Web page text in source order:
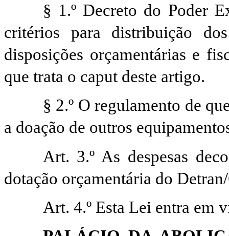
§ 1.º Decreto do Poder
critérios para distribuição
disposições orçamentárias e
que trata o caput deste artigo.
§ 2.º O regulamento de
a doação de outros
Art. 3.º As despesas
dotação orçamentária do Detran
Art. 4.º Esta Lei entra em